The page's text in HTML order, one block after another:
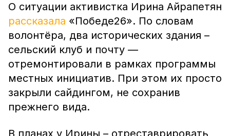
О ситуации активистка Ирина Айрапетян
рассказала «Победе26». По словам
волонтёра, два исторических здания –
сельский клуб и почту —
отремонтировали в рамках программы
местных инициатив. При этом их просто
закрыли сайдингом, не сохранив
прежнего вида.
В планах у Ирины – отреставрировать